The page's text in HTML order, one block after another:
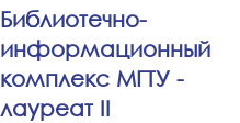
Библиотечно-
информационный
комплекс МГТУ -
лауреат II